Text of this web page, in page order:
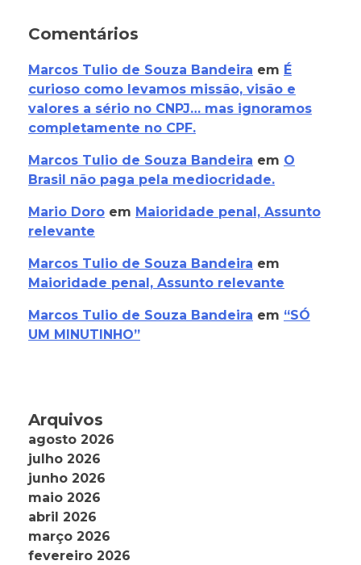
Comentários
Marcos Tulio de Souza Bandeira em É
curioso como levamos missão, visão e
valores a sério no CNPJ… mas ignoramos
completamente no CPF.
Marcos Tulio de Souza Bandeira em O
Brasil não paga pela mediocridade.
Mario Doro em Maioridade penal, Assunto
relevante
Marcos Tulio de Souza Bandeira em
Maioridade penal, Assunto relevante
Marcos Tulio de Souza Bandeira em “SÓ
UM MINUTINHO”
Arquivos
agosto 2026
julho 2026
junho 2026
maio 2026
abril 2026
março 2026
fevereiro 2026